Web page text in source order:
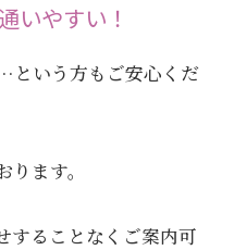
いやすい！
という方もご安心くだ
ます。
することなくご案内可